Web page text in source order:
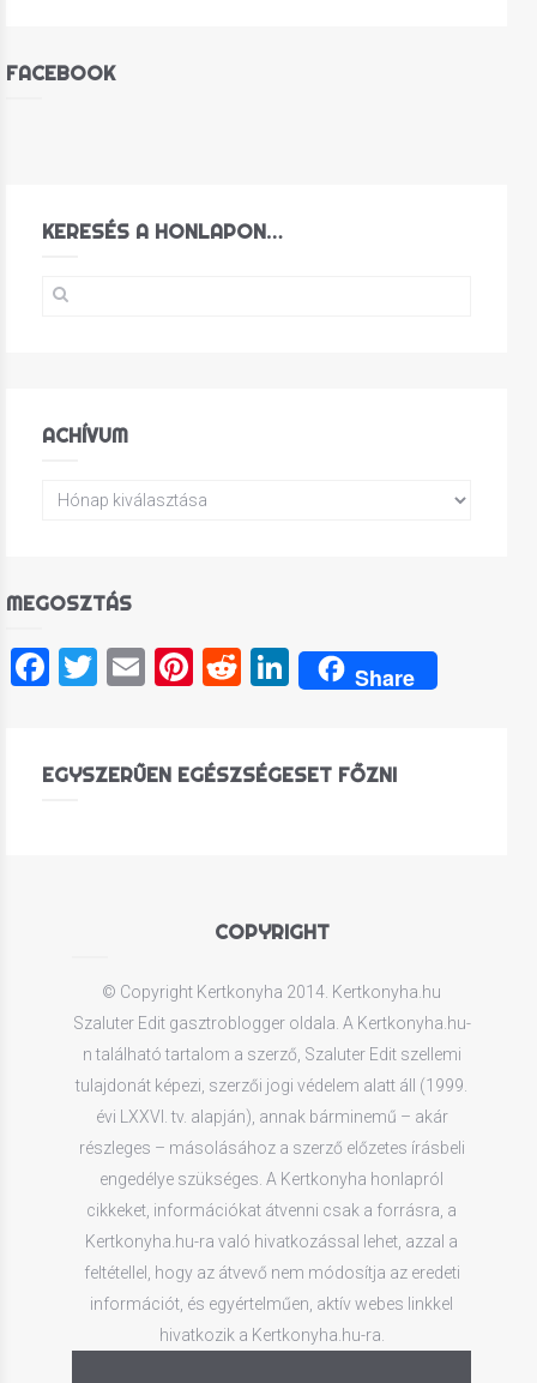
FACEBOOK
KERESÉS A HONLAPON…
ACHÍVUM
MEGOSZTÁS
Facebook
Twitter
EmailPinterest
RedditLinkedIn
Share
EGYSZERŰEN EGÉSZSÉGESET FŐZNI
COPYRIGHT
© Copyright Kertkonyha 2014. Kertkonyha.hu
Szaluter Edit gasztroblogger oldala. A Kertkonyha.hu-
n található tartalom a szerző, Szaluter Edit szellemi
tulajdonát képezi, szerzői jogi védelem alatt áll (1999.
évi LXXVI. tv. alapján), annak bárminemű – akár
részleges – másolásához a szerző előzetes írásbeli
engedélye szükséges. A Kertkonyha honlapról
cikkeket, információkat átvenni csak a forrásra, a
Kertkonyha.hu-ra való hivatkozással lehet, azzal a
feltétellel, hogy az átvevő nem módosítja az eredeti
információt, és egyértelműen, aktív webes linkkel
hivatkozik a Kertkonyha.hu-ra.